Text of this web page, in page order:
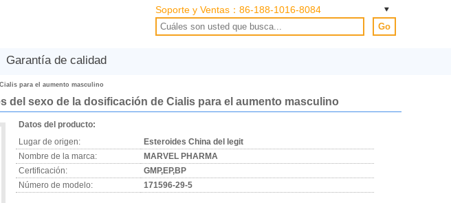
Soporte y Ventas： 86-188-1016-8084
Go
Garantía de calidad
para el aumento masculino
del sexo de la dosificación de Cialis para el aumento masculino
Datos del producto:
Lugar de origen:
Esteroides China del legit
Nombre de la marca:
MARVEL PHARMA
Certificación:
GMP,EP,BP
Número de modelo:
171596-29-5